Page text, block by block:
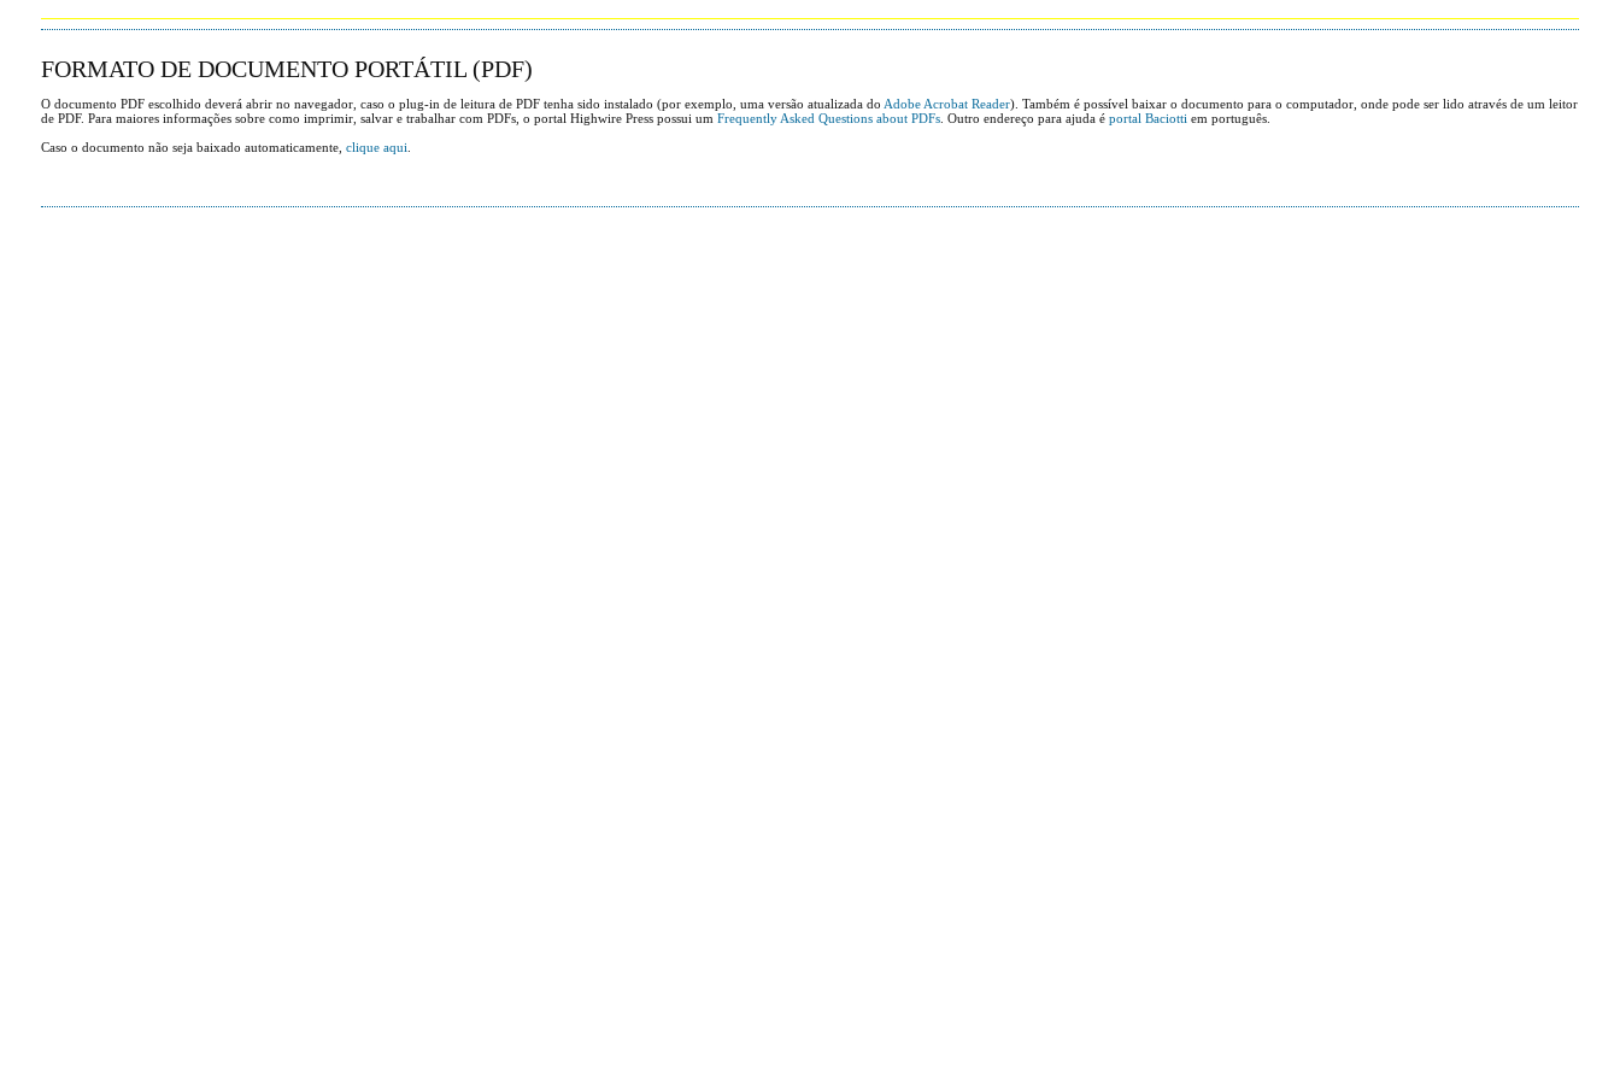
FORMATO DE DOCUMENTO PORTÁTIL (PDF)
O documento PDF escolhido deverá abrir no navegador, caso o plug-in de leitura de PDF tenha sido instalado (por exemplo, uma versão atualizada do Adobe Acrobat Reader). Também é possível baixar o documento para o computador, onde pode ser lido através de um leitor
de PDF. Para maiores informações sobre como imprimir, salvar e trabalhar com PDFs, o portal Highwire Press possui um Frequently Asked Questions about PDFs. Outro endereço para ajuda é portal Baciotti em português.
Caso o documento não seja baixado automaticamente, clique aqui